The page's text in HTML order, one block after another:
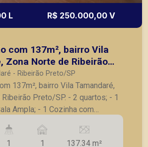
L R$ 250.000,00 V
com 137m², bairro Vila
Zona Norte de Ribeirão
- Ribeirão Preto/SP
137m², bairro Vila Tamandaré,
Preto/SP. - 2 quartos; - 1
Ampla; - 1 Cozinha com
- 1 Quintal; - 1 Vaga
com 1 quarto e 1 banheiro. A
1 1 137.34 m²